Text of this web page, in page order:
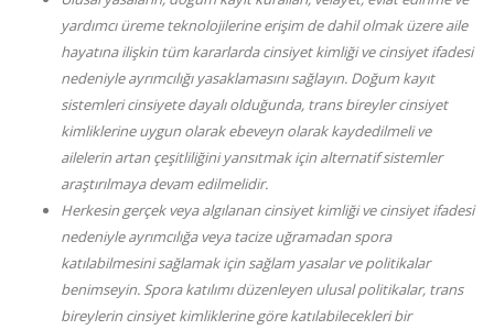
yardımcı üreme teknolojilerine erişim de dahil olmak üzere aile
hayatına ilişkin tüm kararlarda cinsiyet kimliği ve cinsiyet ifadesi
nedeniyle ayrımcılığı yasaklamasını sağlayın. Doğum kayıt
sistemleri cinsiyete dayalı olduğunda, trans bireyler cinsiyet
kimliklerine uygun olarak ebeveyn olarak kaydedilmeli ve
ailelerin artan çeşitliliğini yansıtmak için alternatif sistemler
araştırılmaya devam edilmelidir.
Herkesin gerçek veya algılanan cinsiyet kimliği ve cinsiyet ifadesi
nedeniyle ayrımcılığa veya tacize uğramadan spora
katılabilmesini sağlamak için sağlam yasalar ve politikalar
benimseyin. Spora katılımı düzenleyen ulusal politikalar, trans
bireylerin cinsiyet kimliklerine göre katılabilecekleri bir